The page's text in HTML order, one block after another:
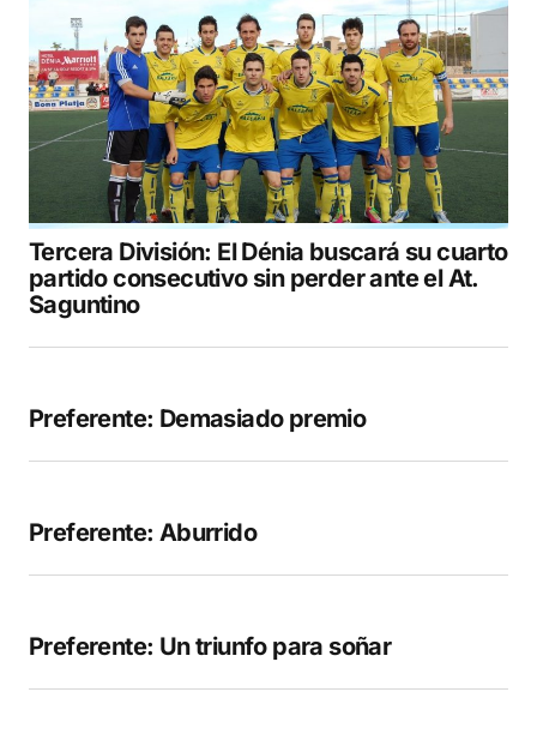
Tercera División: El Dénia buscará su cuarto
partido consecutivo sin perder ante el At.
Saguntino
Preferente: Demasiado premio
Preferente: Aburrido
Preferente: Un triunfo para soñar